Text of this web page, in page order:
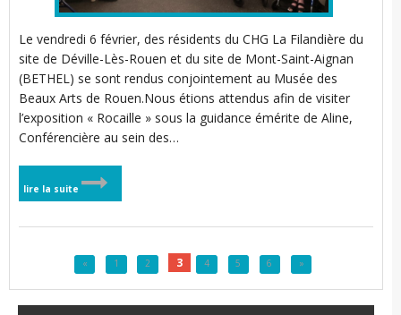
Le vendredi 6 février, des résidents du CHG La Filandière du
site de Déville-Lès-Rouen et du site de Mont-Saint-Aignan
(BETHEL) se sont rendus conjointement au Musée des
Beaux Arts de Rouen.Nous étions attendus afin de visiter
l’exposition « Rocaille » sous la guidance émérite de Aline,
Conférencière au sein des…
lire la suite
« 1 2 3 4 5 6 »